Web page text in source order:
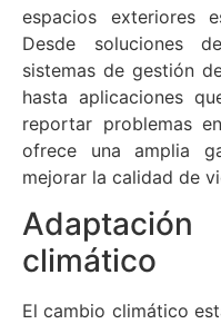
espacios exteriores
Desde soluciones
sistemas de gestión
hasta aplicaciones
reportar problemas
ofrece una amplia
mejorar la calidad de
climático
El cambio climático